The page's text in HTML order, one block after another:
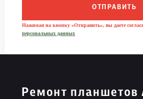
ОТПРАВИТЬ
Нажимая на кнопку «Отправить», вы даете
персональных данных
Ремонт планшетов